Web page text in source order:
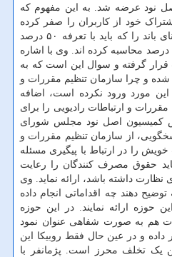
نود عرضه شد. به این مفهوم که
خود از کاربران را صفر کرده
پهنای باند را که باید با تعرفه ۵۰ درصد
محاسبه می شد به صورت ۱۰۰ درصد محاسبه کرده اند. وی با اشاره
قرار گرفته و سوال این است که به
شده و چرا سازمان تنظیم مقررات و
این مورد ورود نکرده است، اضافه
و ارتباطات رادیویی را برای
‏کمیسیون اصل نود مجلس شورای
از سازمان تنظیم مقررات و
را در ارتباط با پیگیری مسئله
حقوق مصرف کنندگان را رعایت
داشته باشد، ارائه نماید. وی
دهند چه اقداماتی انجام داده
حوزه ارائه نمایند. در این حوزه
هم به صورت شفاهی عنوان نمود
تذکر داده و در عین حال فقط روبیکا این
یک تخلف محرز است. پژمانفر با